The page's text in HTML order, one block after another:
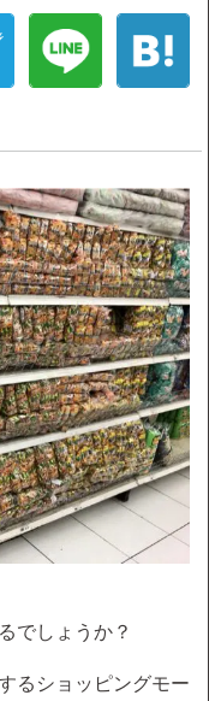
でしょうか？
るショッピングモー